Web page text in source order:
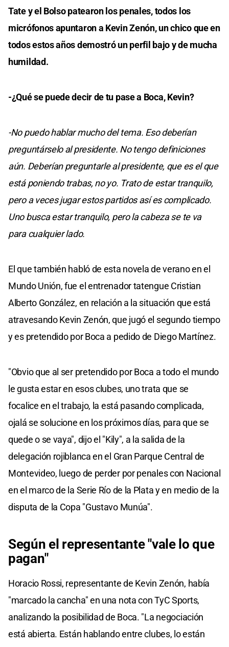
Tate y el Bolso patearon los penales, todos los
micrófonos apuntaron a Kevin Zenón, un chico que en
todos estos años demostró un perfil bajo y de mucha
humildad.
-¿Qué se puede decir de tu pase a Boca, Kevin?
-No puedo hablar mucho del tema. Eso deberían
preguntárselo al presidente. No tengo definiciones
aún. Deberían preguntarle al presidente, que es el que
está poniendo trabas, no yo. Trato de estar tranquilo,
pero a veces jugar estos partidos así es complicado.
Uno busca estar tranquilo, pero la cabeza se te va
para cualquier lado.
El que también habló de esta novela de verano en el
Mundo Unión, fue el entrenador tatengue Cristian
Alberto González, en relación a la situación que está
atravesando Kevin Zenón, que jugó el segundo tiempo
y es pretendido por Boca a pedido de Diego Martínez.
"Obvio que al ser pretendido por Boca a todo el mundo
le gusta estar en esos clubes, uno trata que se
focalice en el trabajo, la está pasando complicada,
ojalá se solucione en los próximos días, para que se
quede o se vaya", dijo el "Kily", a la salida de la
delegación rojiblanca en el Gran Parque Central de
Montevideo, luego de perder por penales con Nacional
en el marco de la Serie Río de la Plata y en medio de la
disputa de la Copa "Gustavo Munúa".
Según el representante "vale lo que
pagan"
Horacio Rossi, representante de Kevin Zenón, había
"marcado la cancha" en una nota con TyC Sports,
analizando la posibilidad de Boca. "La negociación
está abierta. Están hablando entre clubes, lo están